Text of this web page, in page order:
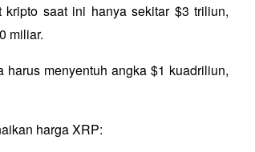
saat ini hanya sekitar $3 triliun,
miliar.
menyentuh angka $1 kuadriliun,
harga XRP: